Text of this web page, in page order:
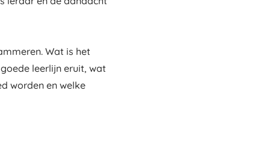
Wat is het
leerlijn eruit, wat
worden en welke